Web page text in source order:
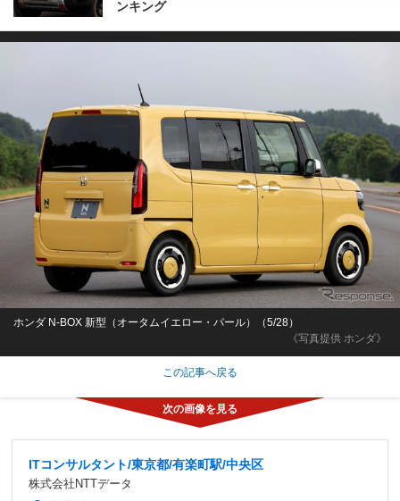
ンキング
《写真提供 ホンダ》
ホンダ N-BOX 新型（オータムイエロー・パール）（5/28）
この記事へ戻る
ITコンサルタント/東京都/有楽町駅/中央区
株式会社NTTデータ